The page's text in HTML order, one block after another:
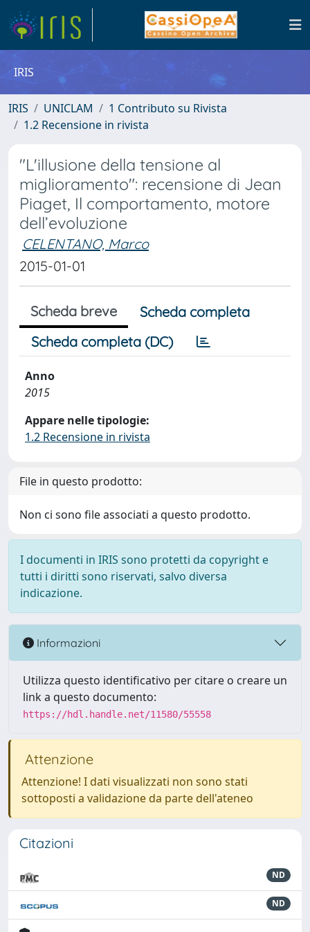
IRIS
IRIS UNICLAM
1 Contributo su Rivista
1.2 Recensione in rivista
"L'illusione della tensione al
miglioramento": recensione di Jean
Piaget, Il comportamento, motore
dell’evoluzione
CELENTANO, Marco
2015-01-01
Scheda breve
Scheda completa
Scheda completa (DC)
Anno
2015
Appare nelle tipologie:
1.2 Recensione in rivista
File in questo prodotto:
Non ci sono file associati a questo prodotto.
I documenti in IRIS sono protetti da copyright e
tutti i diritti sono riservati, salvo diversa
indicazione.
Informazioni
Utilizza questo identificativo per citare o creare un
link a questo documento:
https://hdl.handle.net/11580/55558
Attenzione
Attenzione! I dati visualizzati non sono stati
sottoposti a validazione da parte dell'ateneo
Citazioni
ND
ND